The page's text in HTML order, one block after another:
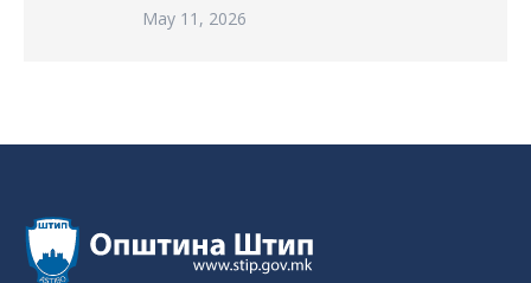
May 11, 2026